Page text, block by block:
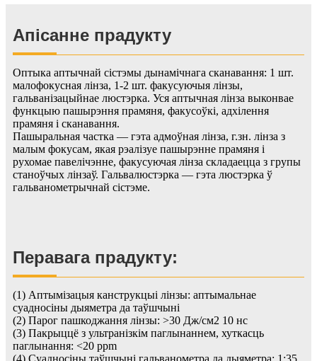
Апісанне прадукту
Оптыка аптычнай сістэмы дынамічнага сканавання: 1 шт.
малофокусная лінза, 1-2 шт. факусуючыя лінзы,
гальванізацыйнае люстэрка. Уся аптычная лінза выконвае
функцыю пашырэння прамяня, факусоўкі, адхілення
прамяня і сканавання.
Пашыральная частка — гэта адмоўная лінза, г.зн. лінза з
малым фокусам, якая рэалізуе пашырэнне прамяня і
рухомае павелічэнне, факусуючая лінза складаецца з групы
станоўчых лінзаў. Гальвалюстэрка — гэта люстэрка ў
гальванометрычнай сістэме.
Перавага прадукту:
(1) Аптымізацыя канструкцыі лінзы: аптымальнае
суадносіны дыяметра да таўшчыні
(2) Парог пашкоджання лінзы: >30 Дж/см2 10 нс
(3) Пакрыццё з ультранізкім паглынаннем, хуткасць
паглынання: <20 ppm